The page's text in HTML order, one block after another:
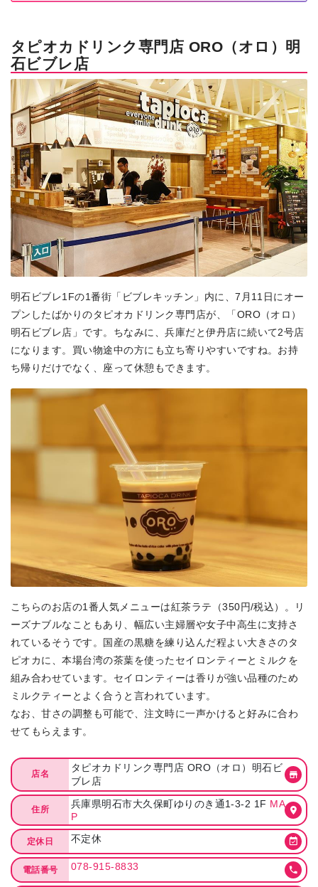
タピオカドリンク専門店 ORO（オロ）明
石ビブレ店
明石ビブレ1Fの1番街「ビブレキッチン」内に、7月11日にオー
プンしたばかりのタピオカドリンク専門店が、「ORO（オロ）
明石ビブレ店」です。ちなみに、兵庫だと伊丹店に続いて2号店
になります。買い物途中の方にも立ち寄りやすいですね。お持
ち帰りだけでなく、座って休憩もできます。
こちらのお店の1番人気メニューは紅茶ラテ（350円/税込）。リ
ーズナブルなこともあり、幅広い主婦層や女子中高生に支持さ
れているそうです。国産の黒糖を練り込んだ程よい大きさのタ
ピオカに、本場台湾の茶葉を使ったセイロンティーとミルクを
組み合わせています。セイロンティーは香りが強い品種のため
ミルクティーとよく合うと言われています。
なお、甘さの調整も可能で、注文時に一声かけると好みに合わ
せてもらえます。
店名
タピオカドリンク専門店 ORO（オロ）明石ビ
ブレ店
住所 兵庫県明石市大久保町ゆりのき通1-3-2 1F MA
P
定休日 不定休
電話番号 078-915-8833